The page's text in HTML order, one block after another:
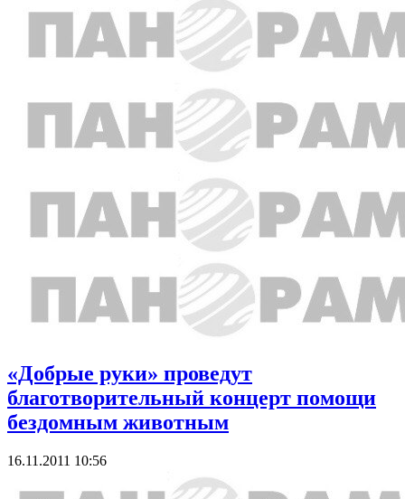
«Добрые руки» проведут
благотворительный концерт помощи
бездомным животным
16.11.2011 10:56